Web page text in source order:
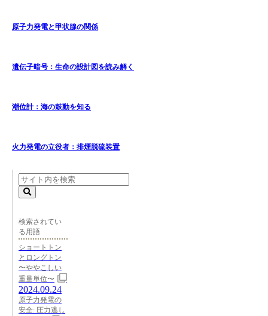
原子力発電と甲状腺の関係
遺伝子暗号：生命の設計図を読み解く
潮位計：海の鼓動を知る
火力発電の立役者：排煙脱硫装置
検索されてい
る用語
ショートトン
とロングトン
〜ややこしい
重量単位〜
2024.09.24
原子力発電の
安全: 圧力逃し